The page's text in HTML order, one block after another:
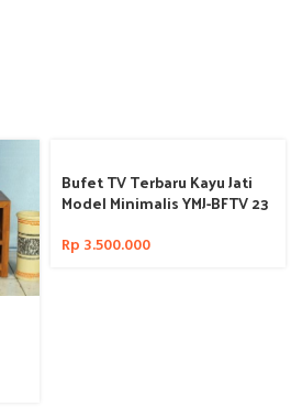
Bufet TV Terbaru Kayu Jati
Model Minimalis YMJ-BFTV 23
Rp 3.500.000